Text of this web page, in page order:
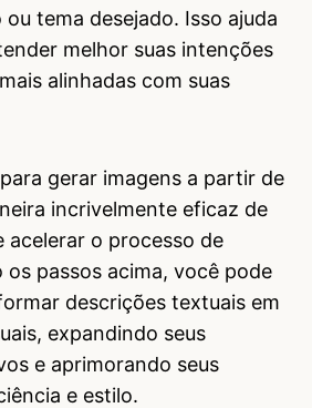
tema desejado. Isso ajuda
melhor suas intenções
alinhadas com suas
gerar imagens a partir de
incrivelmente eficaz de
acelerar o processo de
os passos acima, você pode
descrições textuais em
expandindo seus
e aprimorando seus
e estilo.